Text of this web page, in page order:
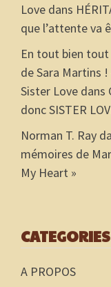
Lovedans
que l’attente va
En tout bien
de Sara Martins !
Sister Lovedans
donc SISTER
Norman T. Ray
mémoires de
My Heart »
CATEGORIES
A PROPOS